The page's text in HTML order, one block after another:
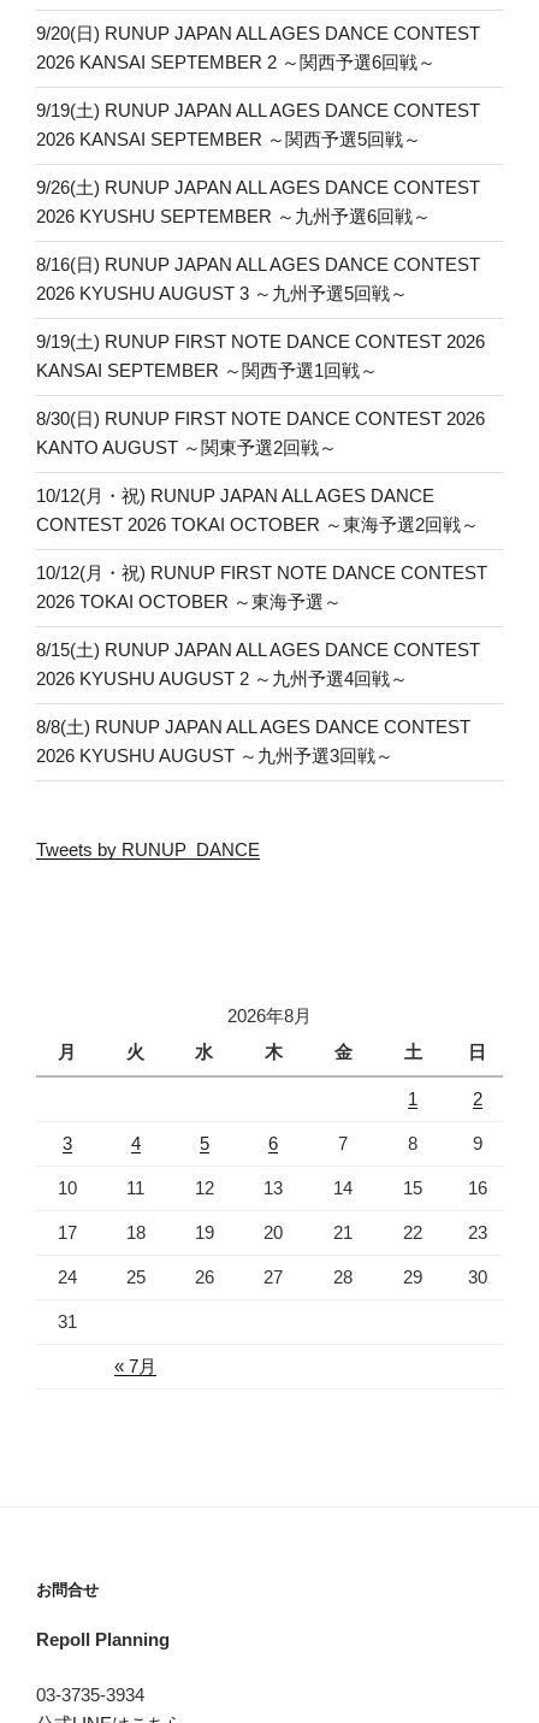
ー
シ
ョ
ン
9/20(日) RUNUP JAPAN ALL AGES DANCE CONTEST
2026 KANSAI SEPTEMBER 2 ～関西予選6回戦～
9/19(土) RUNUP JAPAN ALL AGES DANCE CONTEST
2026 KANSAI SEPTEMBER ～関西予選5回戦～
9/26(土) RUNUP JAPAN ALL AGES DANCE CONTEST
2026 KYUSHU SEPTEMBER ～九州予選6回戦～
8/16(日) RUNUP JAPAN ALL AGES DANCE CONTEST
2026 KYUSHU AUGUST 3 ～九州予選5回戦～
9/19(土) RUNUP FIRST NOTE DANCE CONTEST 2026
KANSAI SEPTEMBER ～関西予選1回戦～
8/30(日) RUNUP FIRST NOTE DANCE CONTEST 2026
KANTO AUGUST ～関東予選2回戦～
10/12(月・祝) RUNUP JAPAN ALL AGES DANCE
CONTEST 2026 TOKAI OCTOBER ～東海予選2回戦～
10/12(月・祝) RUNUP FIRST NOTE DANCE CONTEST
2026 TOKAI OCTOBER ～東海予選～
8/15(土) RUNUP JAPAN ALL AGES DANCE CONTEST
2026 KYUSHU AUGUST 2 ～九州予選4回戦～
8/8(土) RUNUP JAPAN ALL AGES DANCE CONTEST
2026 KYUSHU AUGUST ～九州予選3回戦～
Tweets by RUNUP_DANCE
2026年8月
月
火 水 木 金 土 日
« 7月
1 2
3 4 5 6 7 8 9
10 11 12 13 14 15 16
17 18 19 20 21 22 23
24 25 26 27 28 29 30
31
お問合せ
Repoll Planning
03-3735-3934